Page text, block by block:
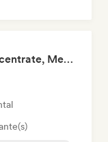
Chillscapes ~ Relax, Concentrate, Meditate, Sleep, Dream